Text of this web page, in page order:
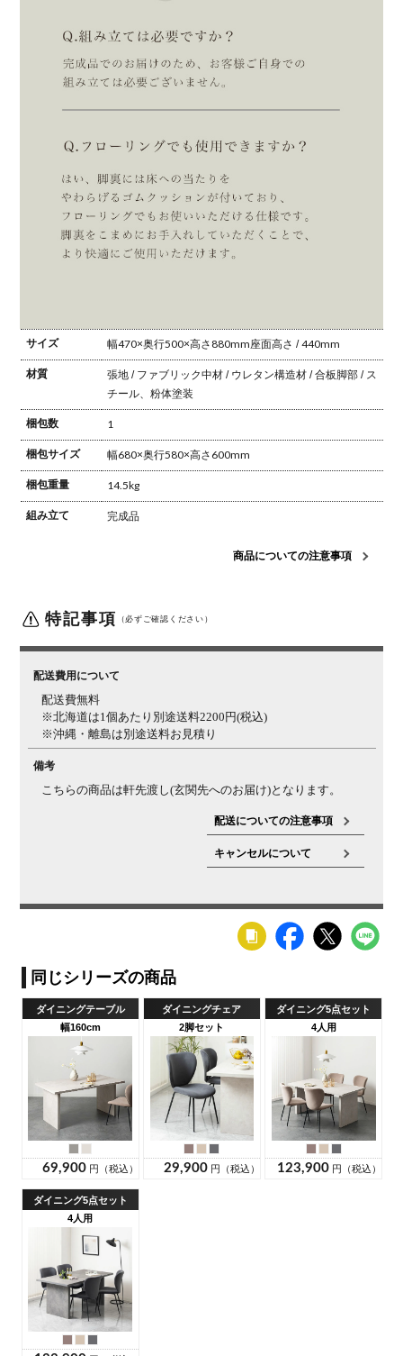
サイズ 幅470×奥行500×高さ880mm座面高さ / 440mm
材質 張地 / ファブリック中材 / ウレタン構造材 / 合板脚部 / ス
チール、粉体塗装
梱包数 1
梱包サイズ 幅680×奥行580×高さ600mm
梱包重量 14.5kg
組み立て 完成品
商品についての注意事項
特記事項 （必ずご確認ください）
配送費用について
配送費無料
※北海道は1個あたり別途送料2200円(税込)
※沖縄・離島は別途送料お見積り
備考
こちらの商品は軒先渡し(玄関先へのお届け)となります。
配送についての注意事項
キャンセルについて